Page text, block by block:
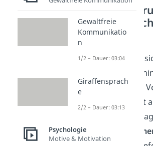
Empathie als
Beziehungen
Dadurch können sie
in andere Personen
und Mitgefühl sowie
zeigen. Das bedeutet
Empathie die
und enge
Gewaltfreie
Kommunikatio
n
1/2 – Dauer: 03:04
Giraffensprach
e
2/2 – Dauer: 03:13
Psychologie
Motive & Motivation